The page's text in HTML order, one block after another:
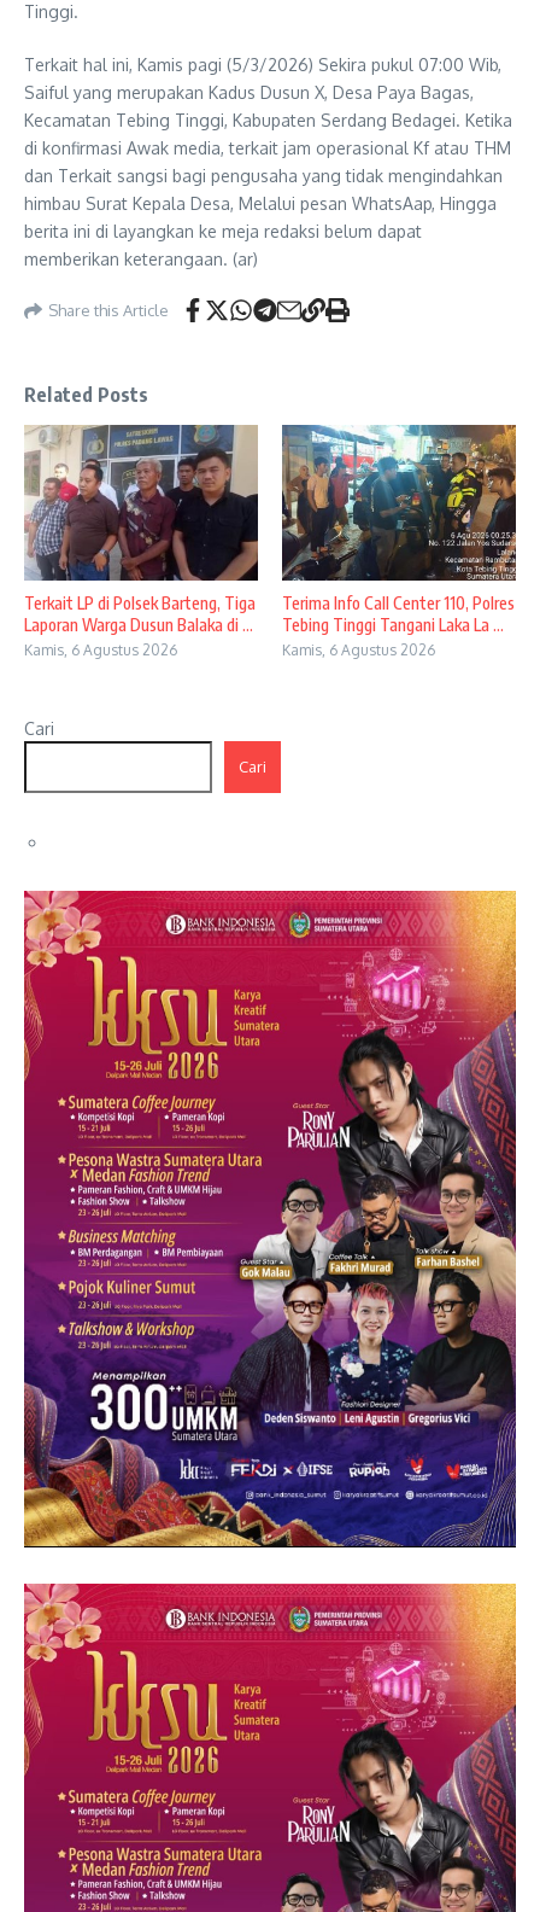
Tinggi.
Terkait hal ini, Kamis pagi (5/3/2026) Sekira pukul 07:00 Wib,
Saiful yang merupakan Kadus Dusun X, Desa Paya Bagas,
Kecamatan Tebing Tinggi, Kabupaten Serdang Bedagei. Ketika
di konfirmasi Awak media, terkait jam operasional Kf atau THM
dan Terkait sangsi bagi pengusaha yang tidak mengindahkan
himbau Surat Kepala Desa, Melalui pesan WhatsAap, Hingga
berita ini di layangkan ke meja redaksi belum dapat
memberikan keterangaan. (ar)
Share this Article
Related Posts
Terkait LP di Polsek Barteng, Tiga
Laporan Warga Dusun Balaka di ...
Kamis, 6 Agustus 2026
Terima Info Call Center 110, Polres
Tebing Tinggi Tangani Laka La ...
Kamis, 6 Agustus 2026
Cari
Cari